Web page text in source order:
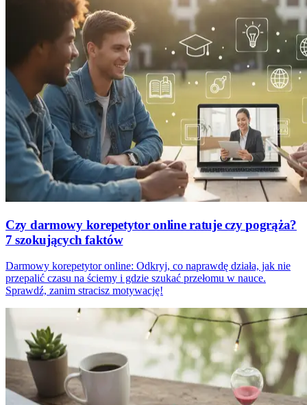
Czy darmowy korepetytor online ratuje czy pogrąża?
7 szokujących faktów
Darmowy korepetytor online: Odkryj, co naprawdę działa, jak nie
przepalić czasu na ściemy i gdzie szukać przełomu w nauce.
Sprawdź, zanim stracisz motywację!